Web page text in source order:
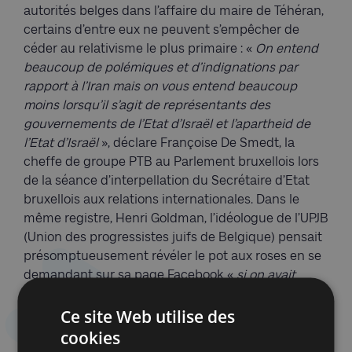
autorités belges dans l’affaire du maire de Téhéran,
certains d’entre eux ne peuvent s’empêcher de
céder au relativisme le plus primaire : « On entend
beaucoup de polémiques et d’indignations par
rapport à l’Iran mais on vous entend beaucoup
moins lorsqu’il s’agit de représentants des
gouvernements de l’Etat d’Israël et l’apartheid de
l’Etat d’Israël», déclare Françoise De Smedt, la
cheffe de groupe PTB au Parlement bruxellois lors
de la séance d’interpellation du Secrétaire d’Etat
bruxellois aux relations internationales. Dans le
même registre, Henri Goldman, l’idéologue de l’UPJB
(Union des progressistes juifs de Belgique) pensait
présomptueusement révéler le pot aux roses en se
demandant sur sa page Facebook «si on avait
avec le soutien des ultra-orthodoxes et de la droite
nationaliste. Pas sûr qu’il soit beaucoup plus
Ce site Web utilise des
cookies